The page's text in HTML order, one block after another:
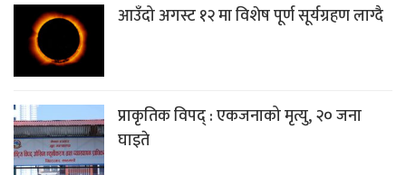
आउँदो अगस्ट १२ मा विशेष पूर्ण सूर्यग्रहण लाग्दै
प्राकृतिक विपद् : एकजनाको मृत्यु, २० जना
घाइते